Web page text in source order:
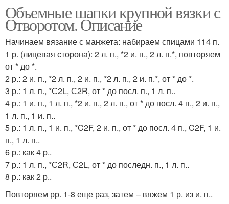
Объемные шапки крупной вязки с
Отворотом. Описание
Начинаем вязание с манжета: набираем спицами 114 п.
1 р. (лицевая сторона): 2 л. п., *2 и. п., 2 л. п.*, повторяем
от * до *.
2 р.: 2 и. п., *2 л. п., 2 и. п., *2 л. п., 2 и. п.*, от * до *.
3 р.: 1 л. п., *С2L, С2R, от * до посл. п., 1 л. п..
4 р.: 1 и. п., 1 л. п., *2 и. п., 2 л. п., от * до посл. 4 п., 2 и. п.,
1 л. п., 1 и. п..
5 р.: 1 л. п., 1 и. п., *C2F, 2 и. п., от * до посл. 4 п., C2F, 1 и.
п., 1 л. п..
6 р.: как 4 р..
7 р.: 1 л. п., *С2R, С2L, от * до последн. п., 1 л. п..
8 р.: как 2 р..
Повторяем рр. 1-8 еще раз, затем – вяжем 1 р. из и. п..